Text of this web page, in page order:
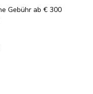
Gebühr ab € 300